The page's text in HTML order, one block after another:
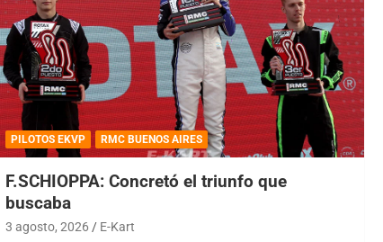
PILOTOS EKVP RMC BUENOS AIRES
F.SCHIOPPA: Concretó el triunfo que
buscaba
3 agosto, 2026 E-Kart